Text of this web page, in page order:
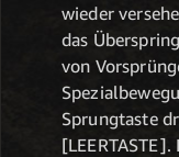
wieder
das
von
Sprungtaste